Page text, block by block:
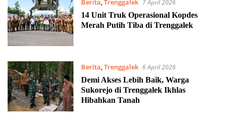
Berita,Trenggalek 7 April 2026
14 Unit Truk Operasional Kopdes
Merah Putih Tiba di Trenggalek
Berita,Trenggalek 6 April 2026
Demi Akses Lebih Baik, Warga
Sukorejo di Trenggalek Ikhlas
Hibahkan Tanah